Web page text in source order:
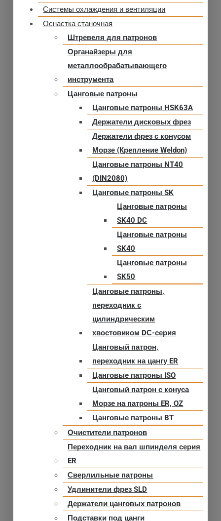
Системы охлаждения и вентиляции
Оснастка станочная
Штревеля для патронов
Органайзеры для
металлообрабатывающего
инструмента
Цанговые патроны
Цанговые патроны HSK63A
Держатели дисковых фрез
Держатели фрез с конусом
Морзе (Крепление Weldon)
Цанговые патроны NT40
(DIN2080)
Цанговые патроны SK
Цанговые патроны
SK40 DC
Цанговые патроны
SK40
Цанговые патроны
SK50
Цанговые патроны,
переходник с
цилиндрическим
хвостовиком DС-серия
Цанговый патрон,
переходник на цангу ER
Цанговые патроны ISO
Цанговый патрон с конуса
Морзе на патроны ER, OZ
Цанговые патроны BT
Очистители патронов
Переходник на вал шпинделя серия
ER
Сверлильные патроны
Удлинители фрез SLD
Держатели цанговых патронов
Подставки под цанги